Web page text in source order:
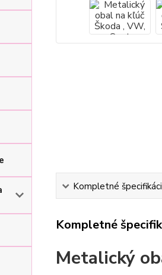
Kompletné
Kompletné
Metalický